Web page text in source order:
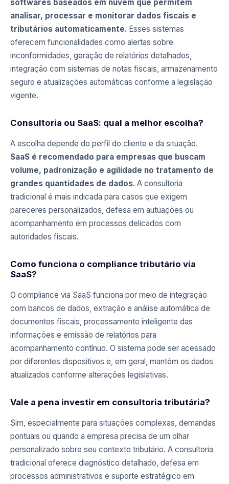
softwares baseados em nuvem que permitem
analisar, processar e monitorar dados fiscais e
tributários automaticamente. Esses sistemas
oferecem funcionalidades como alertas sobre
inconformidades, geração de relatórios detalhados,
integração com sistemas de notas fiscais, armazenamento
seguro e atualizações automáticas conforme a legislação
vigente.
Consultoria ou SaaS: qual a melhor escolha?
A escolha depende do perfil do cliente e da situação.
SaaS é recomendado para empresas que buscam
volume, padronização e agilidade no tratamento de
grandes quantidades de dados. A consultoria
tradicional é mais indicada para casos que exigem
pareceres personalizados, defesa em autuações ou
acompanhamento em processos delicados com
autoridades fiscais.
Como funciona o compliance tributário via
SaaS?
O compliance via SaaS funciona por meio de integração
com bancos de dados, extração e análise automática de
documentos fiscais, processamento inteligente das
informações e emissão de relatórios para
acompanhamento contínuo. O sistema pode ser acessado
por diferentes dispositivos e, em geral, mantém os dados
atualizados conforme alterações legislativas.
Vale a pena investir em consultoria tributária?
Sim, especialmente para situações complexas, demandas
pontuais ou quando a empresa precisa de um olhar
personalizado sobre seu contexto tributário. A consultoria
tradicional oferece diagnóstico detalhado, defesa em
processos administrativos e suporte estratégico em